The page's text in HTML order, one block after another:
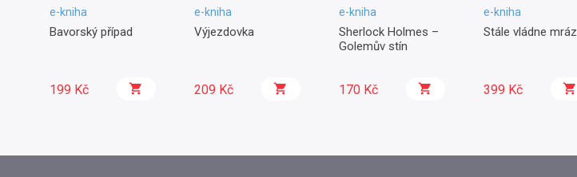
e-kniha
Bavorský případ
199 Kč
e-kniha
Výjezdovka
209 Kč
e-kniha
Sherlock Holmes –
Golemův stín
170 Kč
e-kniha
Stále vládne mráz
399 Kč